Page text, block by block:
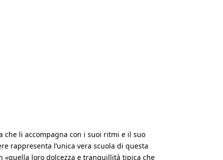
li accompagna con i suoi ritmi e il suo
rappresenta l’unica vera scuola di questa
«quella loro dolcezza e tranquillità tipica che